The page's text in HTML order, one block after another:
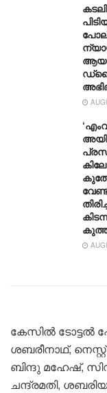
കേസിൽ ടോട്ടൽ
ശബരീനാഥ്,
ബിന്ദു മഹേഷ്,
ചന്ദ്രമതി,